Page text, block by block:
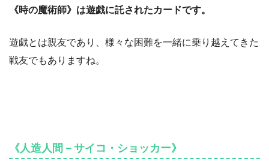
《時の魔術師》は遊戯に託されたカードです。
遊戯とは親友であり、様々な困難を一緒に乗り越えてきた
戦友でもありますね。
《人造人間－サイコ・ショッカー》